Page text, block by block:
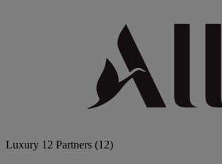
Luxury 12 Partners (12)